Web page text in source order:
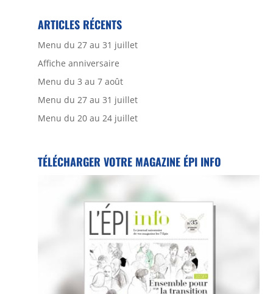
ARTICLES RÉCENTS
Menu du 27 au 31 juillet
Affiche anniversaire
Menu du 3 au 7 août
Menu du 27 au 31 juillet
Menu du 20 au 24 juillet
TÉLÉCHARGER VOTRE MAGAZINE ÉPI INFO